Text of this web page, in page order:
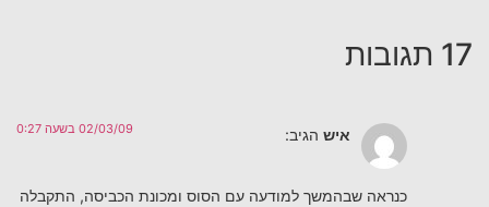
17 תגובות
איש הגיב: 02/03/09 בשעה 0:27
כנראה שבהמשך למודעה עם הסוס ומכונת הכביסה, התקבלה